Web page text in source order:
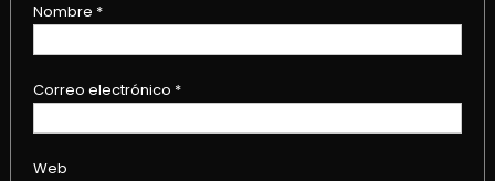
Nombre *
Correo electrónico *
Web